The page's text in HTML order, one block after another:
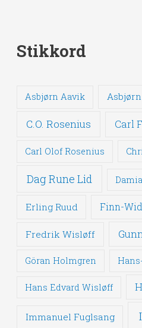
Stikkord
Asbjørn Aavik
C.O. Rosenius Carl
Carl Olof Rosenius
Dag Rune Lid
Erling Ruud Finn-
Fredrik Wisløff
Göran Holmgren
Hans Edvard Wisløff
Immanuel Fuglsang